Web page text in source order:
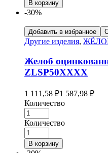
В корзину
-30%
Добавить в избранное
Другие изделия,
Желоб
ZLSP50XXXX
1 111,58 ₽1 587,98 ₽
Количество
Количество
В корзину